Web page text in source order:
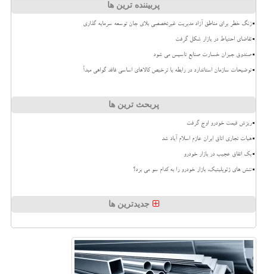
پربیننده ترین ها
زنگ خطر برای مناطق آزاد مدیریت غیرتخصصی بلای جان توسعه سرمایه گذاری
تقاضای احتیاط در بازار شکل گرفت
صندوق جبران خسارت صنایع تاسیس می شود
توضیحات سازمان استاندارد در رابطه با ترخیص کالاهای اساسی فاقد گواهی مبدأ
پربحث ترین ها
ریزش قیمت خودرو اوج گرفت
هیات تجاری اتاق ایران عازم اسلام آباد شد
بک اتفاق عجیب در بازار خودرو
تنش های ژئوپلیتیک، بازار خودرو را به کدام سو می برد؟
جدیدترین ها